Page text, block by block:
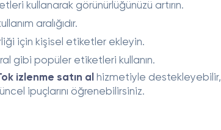
kullanarak görünürlüğünüzü artırın.
aralığıdır.
için kişisel etiketler ekleyin.
gibi popüler etiketleri kullanın.
izlenme satın al
hizmetiyle destekleyebilir,
ipuçlarını öğrenebilirsiniz.